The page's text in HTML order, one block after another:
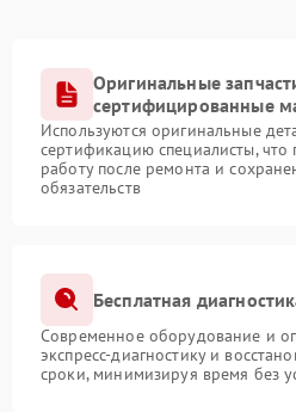
Оригинальные
сертифицированные
Используются оригинальные
сертификацию специалисты, что
работу после ремонта и
обязательств
Бесплатная
Современное оборудование и
экспресс-диагностику и
сроки, минимизируя время без